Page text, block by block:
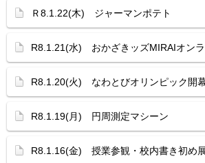
Ｒ8.1.22(木) ジャーマンポテト
R8.1.21(水) おかざきッズMIRAIオン
R8.1.20(火) なわとびオリンピック開
R8.1.19(月) 円周測定マシーン
R8.1.16(金) 授業参観・校内書き初め